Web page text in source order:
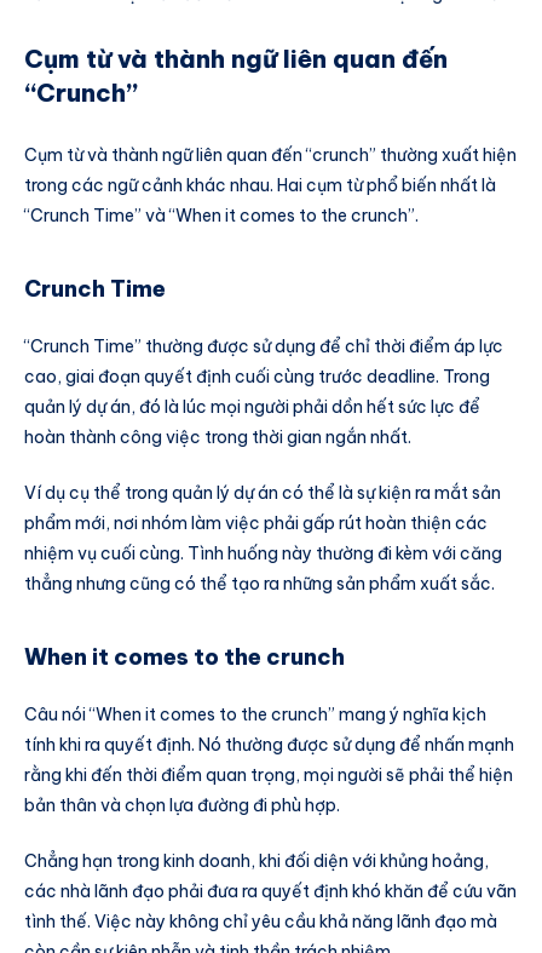
Cụm từ và thành ngữ liên quan đến
“Crunch”
Cụm từ và thành ngữ liên quan đến “crunch” thường xuất hiện
trong các ngữ cảnh khác nhau. Hai cụm từ phổ biến nhất là
“Crunch Time” và “When it comes to the crunch”.
Crunch Time
“Crunch Time” thường được sử dụng để chỉ thời điểm áp lực
cao, giai đoạn quyết định cuối cùng trước deadline. Trong
quản lý dự án, đó là lúc mọi người phải dồn hết sức lực để
hoàn thành công việc trong thời gian ngắn nhất.
Ví dụ cụ thể trong quản lý dự án có thể là sự kiện ra mắt sản
phẩm mới, nơi nhóm làm việc phải gấp rút hoàn thiện các
nhiệm vụ cuối cùng. Tình huống này thường đi kèm với căng
thẳng nhưng cũng có thể tạo ra những sản phẩm xuất sắc.
When it comes to the crunch
Câu nói “When it comes to the crunch” mang ý nghĩa kịch
tính khi ra quyết định. Nó thường được sử dụng để nhấn mạnh
rằng khi đến thời điểm quan trọng, mọi người sẽ phải thể hiện
bản thân và chọn lựa đường đi phù hợp.
Chẳng hạn trong kinh doanh, khi đối diện với khủng hoảng,
các nhà lãnh đạo phải đưa ra quyết định khó khăn để cứu vãn
tình thế. Việc này không chỉ yêu cầu khả năng lãnh đạo mà